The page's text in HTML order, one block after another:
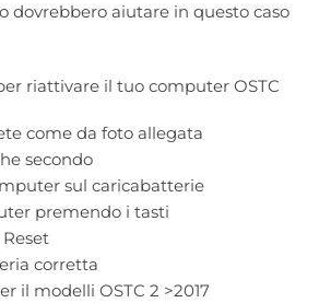
dovrebbero aiutare in questo caso
riattivare il tuo computer OSTC
come da foto allegata
secondo
sul caricabatterie
premendo i tasti
corretta
il modelli OSTC 2 >2017